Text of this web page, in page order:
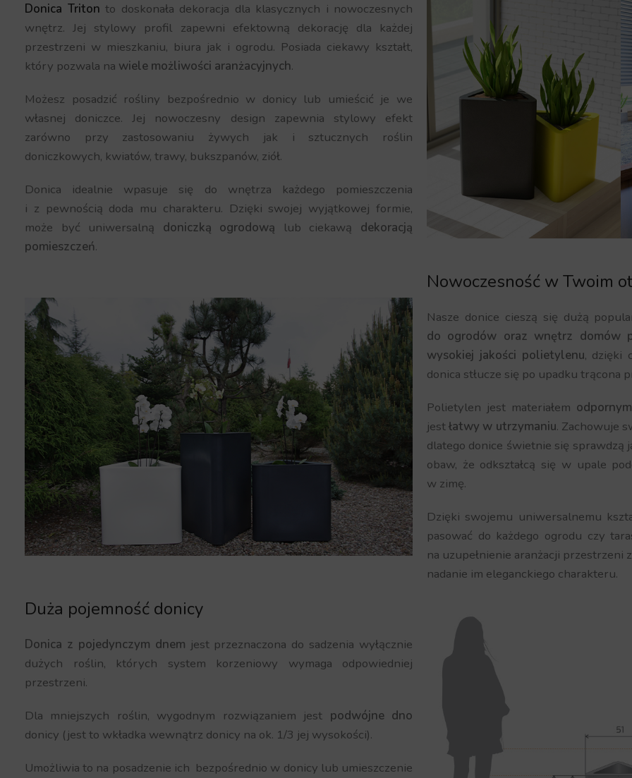
Donica Tritonto doskonała dekoracja dla klasycznych i nowoczesnych
wnętrz. Jej stylowy profil zapewni efektowną dekorację dla każdej
przestrzeni w mieszkaniu, biura jak i ogrodu. Posiada ciekawy kształt,
który pozwala na wiele możliwości aranżacyjnych.
Możesz posadzić rośliny bezpośrednio w donicy lub umieścić je we
własnej doniczce. Jej nowoczesny design zapewnia stylowy efekt
zarówno przy zastosowaniu żywych jak i sztucznych roślin
doniczkowych, kwiatów, trawy, bukszpanów, ziół.
Donica idealnie wpasuje się do wnętrza każdego pomieszczenia
i z pewnością doda mu charakteru. Dzięki swojej wyjątkowej formie,
może być uniwersalną doniczką ogrodową lub ciekawą dekoracją
pomieszczeń.
Nowoczesność w Twoim
Nasze donice cieszą się dużą
do ogrodów oraz wnętrz domów
wysokiej jakości polietylenu, dzięki
donica stłucze się po upadku trącona
Polietylen jest materiałem
jestłatwy w utrzymaniu. Zachowuje
dlatego donice świetnie się sprawdzą
obaw, że odkształcą się w upale
w zimę.
Dzięki swojemu uniwersalnemu
pasować do każdego ogrodu czy
na uzupełnienie aranżacji
nadanie im eleganckiego charakteru.
Duża pojemność donicy
Donica z pojedynczym dnem jest przeznaczona do sadzenia wyłącznie
dużych roślin, których system korzeniowy wymaga odpowiedniej
przestrzeni.
Dla mniejszych roślin, wygodnym rozwiązaniem jest podwójne dno
donicy (jest to wkładka wewnątrz donicy na ok. 1/3 jej wysokości).
Umożliwia to na posadzenie ich bezpośrednio w donicy lub umieszczenie